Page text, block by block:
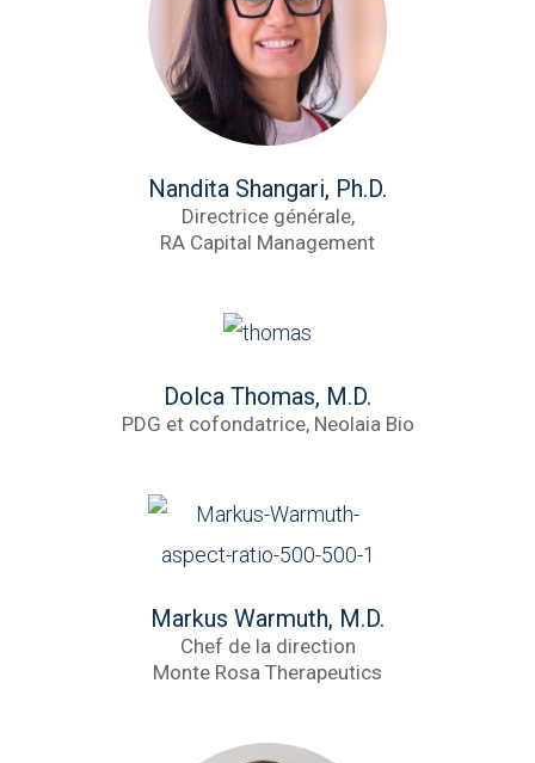
Nandita Shangari, Ph.D.
Directrice générale,
RA Capital Management
Dolca Thomas, M.D.
PDG et cofondatrice, Neolaia Bio
Markus Warmuth, M.D.
Chef de la direction
Monte Rosa Therapeutics